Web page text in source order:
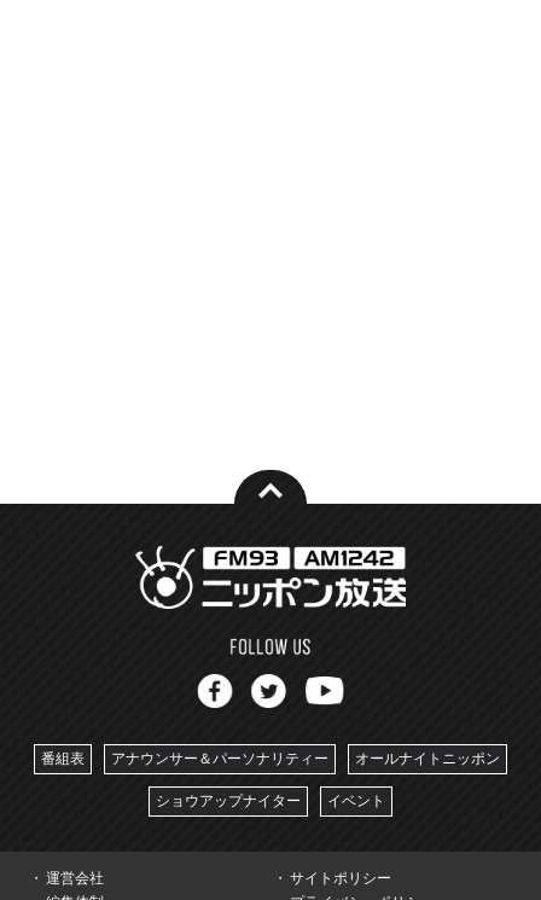
番組表 アナウンサー＆パーソナリティー オールナイトニッポン
ショウアップナイター イベント
運営会社
サイトポリシー